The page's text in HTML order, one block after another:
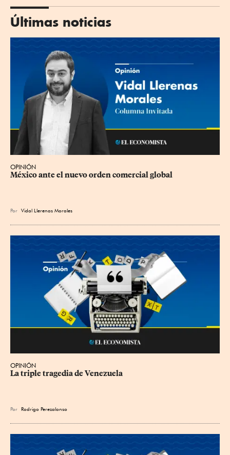
Últimas noticias
OPINIÓN
México ante el nuevo orden comercial global
Por Vidal Llerenas Morales
OPINIÓN
La triple tragedia de Venezuela
Por Rodrigo Perezalonso